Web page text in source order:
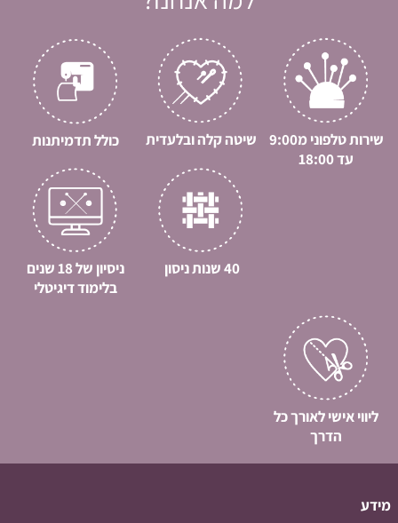
שירות טלפוני מ9:00
עד 18:00
שיטה קלה ובלעדית כולל תדמיתנות
40 שנות ניסון
ניסיון של 18 שנים
בלימוד דיגיטלי
ליווי אישי לאורך כל
הדרך
מידע